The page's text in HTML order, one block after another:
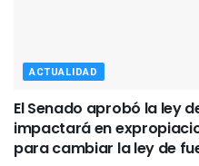
ACTUALIDAD
El Senado aprobó la ley
impactará en
para cambiar la ley de